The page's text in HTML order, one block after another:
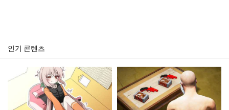
인기 콘텐츠